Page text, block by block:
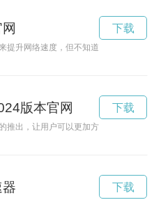
提升网络速度，但不知道如何下载手机
下载
版本官网
推出，让用户可以更加方便、快速地连
下载
下载